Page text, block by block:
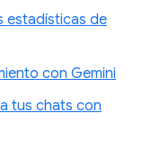
estadísticas de
con Gemini
tus chats con